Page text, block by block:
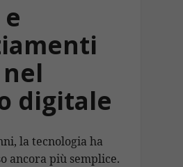
digitale
la tecnologia ha
ancora più semplice.